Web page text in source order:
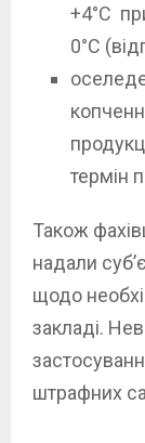
+4°С
0°С
термін
Також
надали
щодо
закладі.
штрафних